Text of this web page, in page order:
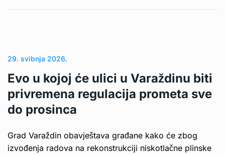
29. svibnja 2026.
Evo u kojoj će ulici u Varaždinu biti
privremena regulacija prometa sve
do prosinca
Grad Varaždin obavještava građane kako će zbog
izvođenja radova na rekonstrukciji niskotlačne plinske